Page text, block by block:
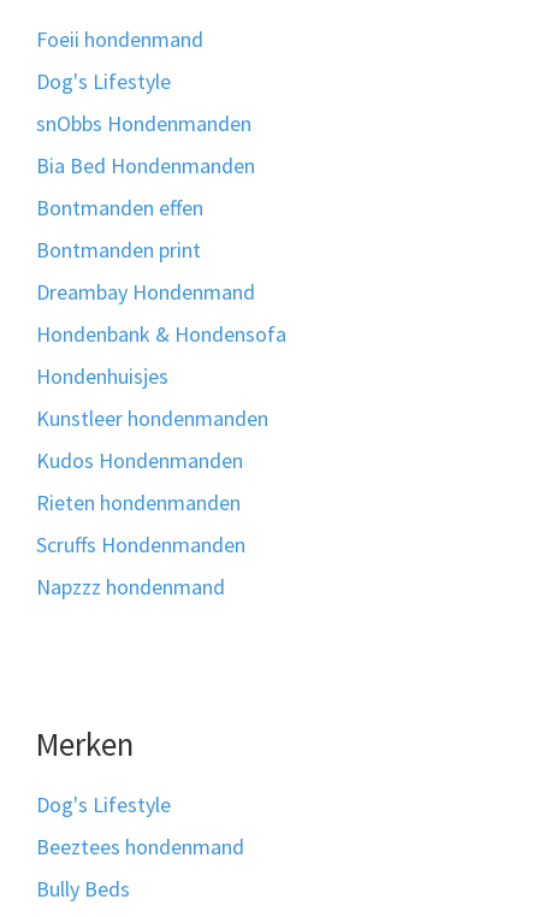
Foeii hondenmand
Dog's Lifestyle
snObbs Hondenmanden
Bia Bed Hondenmanden
Bontmanden effen
Bontmanden print
Dreambay Hondenmand
Hondenbank & Hondensofa
Hondenhuisjes
Kunstleer hondenmanden
Kudos Hondenmanden
Rieten hondenmanden
Scruffs Hondenmanden
Napzzz hondenmand
Merken
Dog's Lifestyle
Beeztees hondenmand
Bully Beds